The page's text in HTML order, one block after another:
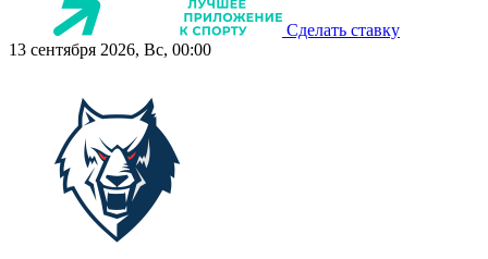
Сделать ставку
13 сентября 2026, Вс, 00:00